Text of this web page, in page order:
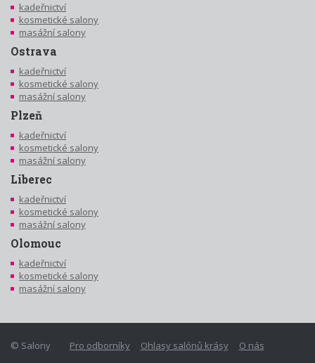
kadeřnictví
kosmetické salony
masážní salony
Ostrava
kadeřnictví
kosmetické salony
masážní salony
Plzeň
kadeřnictví
kosmetické salony
masážní salony
Liberec
kadeřnictví
kosmetické salony
masážní salony
Olomouc
kadeřnictví
kosmetické salony
masážní salony
Pro odborníky Ohlasy salónů krásy O nás
© Salony